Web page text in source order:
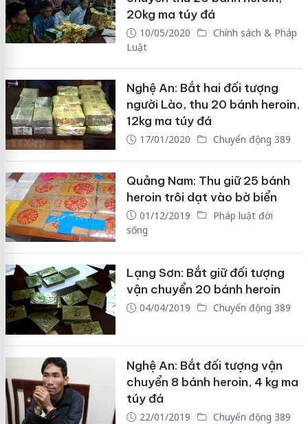
20kg ma túy đá
10/05/2020
Chính sách & Pháp
Luật
Nghệ An: Bắt hai đối tượng
người Lào, thu 20 bánh heroin,
12kg ma túy đá
17/01/2020 Chuyển động 389
Quảng Nam: Thu giữ 25 bánh
heroin trôi dạt vào bờ biển
01/12/2019
Pháp luật đời
sống
Lạng Sơn: Bắt giữ đối tượng
vận chuyển 20 bánh heroin
04/04/2019 Chuyển động 389
Nghệ An: Bắt đối tượng vận
chuyển 8 bánh heroin, 4 kg ma
túy đá
22/01/2019 Chuyển động 389